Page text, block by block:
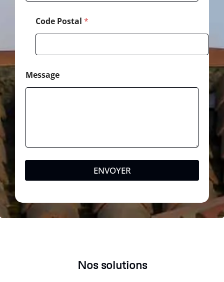
h
n
e
Code Postal *
Message
ENVOYER
Nos solutions